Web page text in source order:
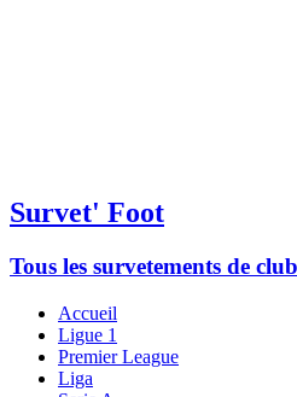
Survet' Foot
Tous les survetements de
Accueil
Ligue 1
Premier League
Liga